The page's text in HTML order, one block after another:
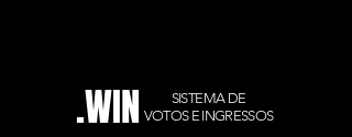
.WIN
SISTEMA DE
VOTOS E INGRESSOS